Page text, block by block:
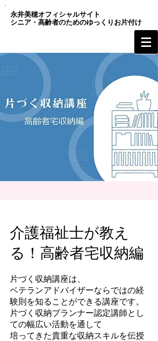
永井美穂オフィシャルサイト
シニア・高齢者のためのゆっくりお片付け
​介護福祉士が教え
る！高齢者宅収納編
片づく収納講座は、
ベテランアドバイザーならではの経
験則を知ることができる講座です。
片づく収納プランナー認定講師とし
ての幅広い活動を通して
培ってきた貴重な収納スキルを伝授